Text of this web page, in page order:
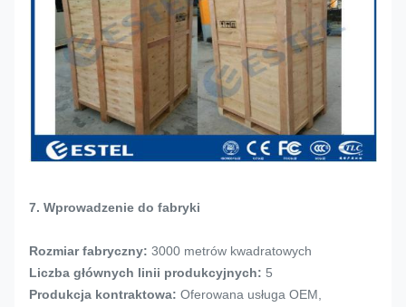
7. Wprowadzenie do fabryki
Rozmiar fabryczny: 3000 metrów kwadratowych
Liczba głównych linii produkcyjnych: 5
Produkcja kontraktowa: Oferowana usługa OEM,